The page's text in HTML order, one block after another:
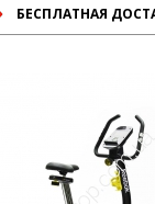
БЕСПЛАТНАЯ